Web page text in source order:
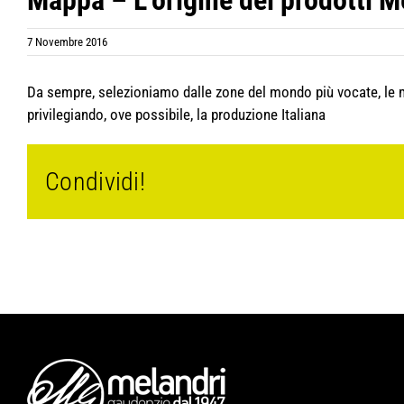
7 Novembre 2016
Da sempre, selezioniamo dalle zone del mondo più vocate,
privilegiando, ove possibile, la produzione Italiana
Condividi!